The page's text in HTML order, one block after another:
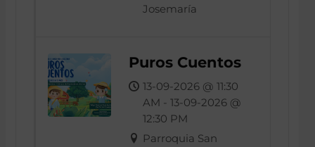
Josemaría
Puros Cuentos
13-09-2026 @ 11:30
AM - 13-09-2026 @
12:30 PM
Parroquia San